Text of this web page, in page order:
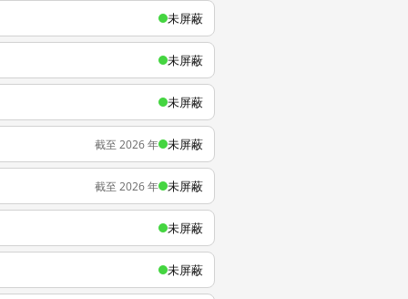
未屏蔽
未屏蔽
未屏蔽
截至 2026 年 未屏蔽
截至 2026 年 未屏蔽
未屏蔽
未屏蔽